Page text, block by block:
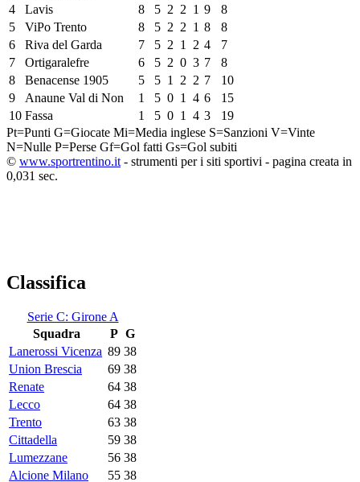
4
Lavis 8 5 2 2 1 9
8
5
ViPo Trento 8 5 2 2 1 8
8
6
Riva del Garda 7 5 2 1 2 4
7
7
Ortigaralefre 6 5 2 0 3 7
8
8
Benacense 1905 5 5 1 2 2 7
10
9
Anaune Val di Non 1 5 0 1 4 6
15
10 Fassa 1 5 0 1 4 3
19
Pt=Punti G=Giocate Mi=Media inglese S=Sanzioni V=Vinte
N=Nulle P=Perse Gf=Gol fatti Gs=Gol subiti
© www.sportrentino.it - strumenti per i siti sportivi - pagina creata in
0,031 sec.
Classifica
Serie C: Girone A
Squadra
P G
Lanerossi Vicenza 89 38
Union Brescia
69 38
Renate
64 38
Lecco
64 38
Trento
63 38
Cittadella
59 38
Lumezzane
56 38
Alcione Milano
55 38